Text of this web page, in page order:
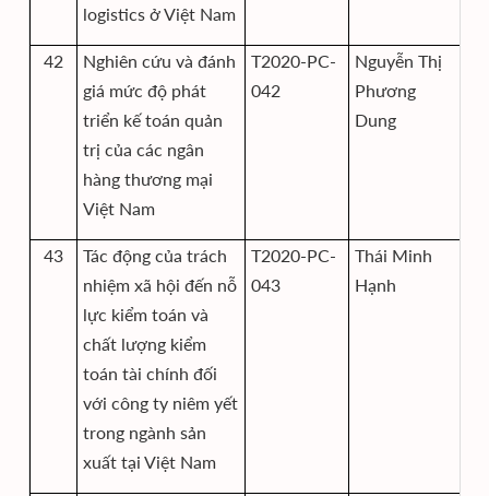
logistics ở Việt Nam
42
Nghiên cứu và đánh
giá mức độ phát
triển kế toán quản
trị của các ngân
hàng thương mại
Việt Nam
T2020-PC-
042
Nguyễn Thị
Phương
Dung
43
Tác động của trách
nhiệm xã hội đến nỗ
lực kiểm toán và
chất lượng kiểm
toán tài chính đối
với công ty niêm yết
trong ngành sản
xuất tại Việt Nam
T2020-PC-
043
Thái Minh
Hạnh